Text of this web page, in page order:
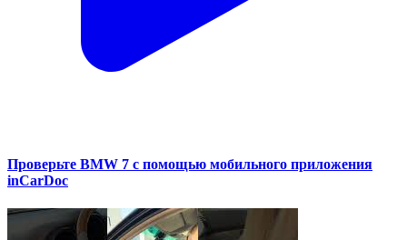
Проверьте BMW 7 с помощью мобильного приложения
inCarDoc